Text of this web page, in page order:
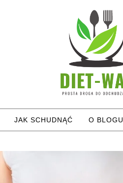
JAK SCHUDNĄĆ O BLOGU